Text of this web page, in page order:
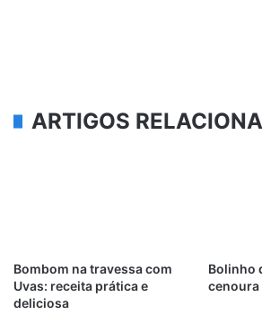
ARTIGOS
Bombom na travessa com
Uvas: receita prática e
deliciosa
Bolinho
cenoura